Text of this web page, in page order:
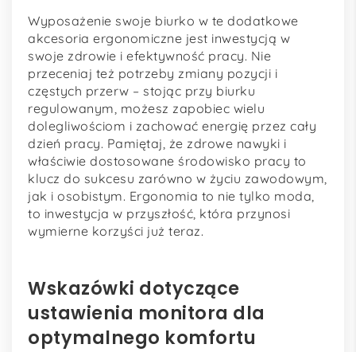
Wyposażenie swoje biurko w te dodatkowe
akcesoria ergonomiczne jest inwestycją w
swoje zdrowie i efektywność pracy. Nie
przeceniaj też potrzeby zmiany pozycji i
częstych przerw – stojąc przy biurku
regulowanym, możesz zapobiec wielu
dolegliwościom i zachować energię przez cały
dzień pracy. Pamiętaj, że zdrowe nawyki i
właściwie dostosowane środowisko pracy to
klucz do sukcesu zarówno w życiu zawodowym,
jak i osobistym. Ergonomia to nie tylko moda,
to inwestycja w przyszłość, która przynosi
wymierne korzyści już teraz.
Wskazówki dotyczące
ustawienia monitora dla
optymalnego komfortu